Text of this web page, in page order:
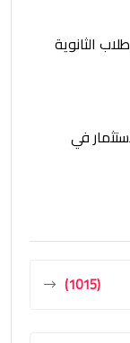
الثانوية
في
(1015)